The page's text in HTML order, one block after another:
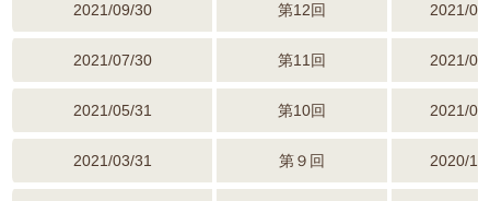
2021/09/30 第12回 2021/
2021/07/30 第11回 2021/
2021/05/31 第10回 2021/
2021/03/31 第９回 2020/